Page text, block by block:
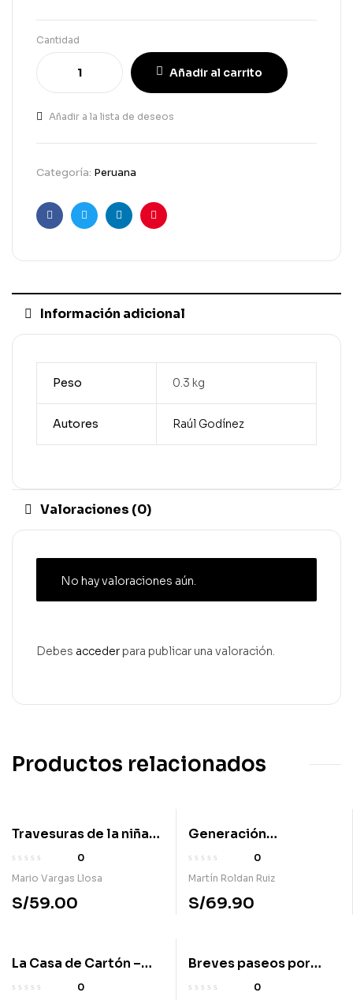
Cantidad
Añadir al carrito
Añadir a la lista de deseos
Categoría: Peruana
FacebookGorjeoLinkedInPinterest
Información adicional
Peso 0.3 kg
Autores Raúl Godínez
Valoraciones (0)
No hay valoraciones aún.
Debes acceder para publicar una valoración.
Productos relacionados
Travesuras de la niña
mala
0
Mario Vargas Llosa
S/59.00
Generación
cochebomba
0
Martín Roldan Ruiz
S/69.90
La Casa de Cartón –
Bolsillo
0
Breves paseos por
Marte
0